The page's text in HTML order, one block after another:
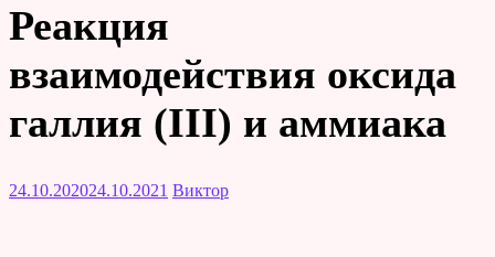
Реакция
взаимодействия оксида
галлия (III) и аммиака
24.10.202024.10.2021 Виктор